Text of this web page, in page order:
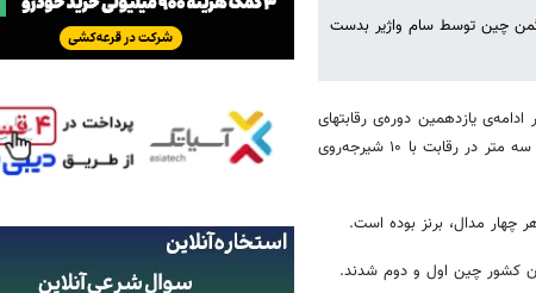
چین توسط سام واژیر بدست
یازدهمین دوره‌ی رقابتهای
شیرجه قهرمانی آسیا در جیانگمن چین، سام واژیر در مسابقات شیرجه از روی تخته سه متر در رقابت با ۱۰ شیرجه‌روی
چهار مدال، برنز بوده است.